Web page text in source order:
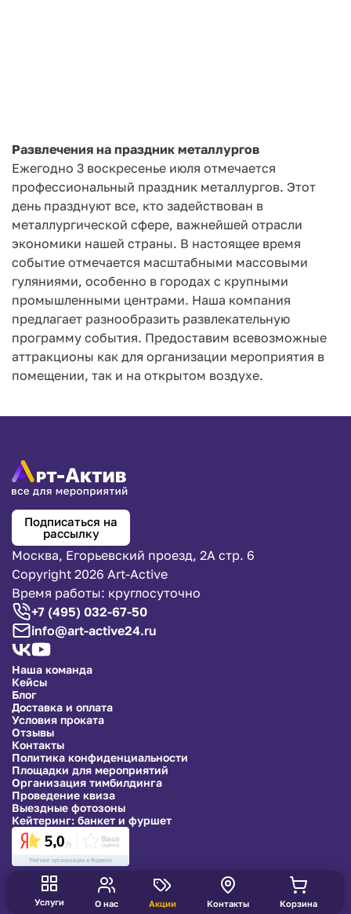
Услуги О нас Акции Контакты Корзина
Развлечения на праздник металлургов
Ежегодно 3 воскресенье июля отмечается
профессиональный праздник металлургов. Этот
день празднуют все, кто задействован в
металлургической сфере, важнейшей отрасли
экономики нашей страны. В настоящее время
событие отмечается масштабными массовыми
гуляниями, особенно в городах с крупными
промышленными центрами. Наша компания
предлагает разнообразить развлекательную
программу события. Предоставим всевозможные
аттракционы как для организации мероприятия в
помещении, так и на открытом воздухе.
Подписаться на
рассылку
Москва, Егорьевский проезд, 2А стр. 6
Copyright 2026 Art-Active
Время работы: круглосуточно
+7 (495) 032-67-50
info@art-active24.ru
Наша команда
Кейсы
Блог
Доставка и оплата
Условия проката
Отзывы
Контакты
Политика конфиденциальности
Площадки для мероприятий
Организация тимбилдинга
Проведение квиза
Выездные фотозоны
Кейтеринг: банкет и фуршет